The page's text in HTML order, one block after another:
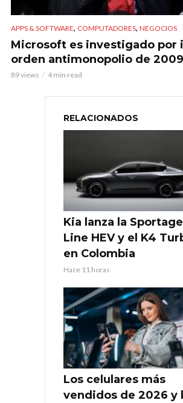
APPS & SOFTWARE, COMPUTADORES, NEGOCIOS
Microsoft es investigado por
orden antimonopolio de 2009
89 views 4 min read
RELACIONADOS
Kia lanza la
Line HEV y el K4
en Colombia
Hace 11 horas
Los celulares más
vendidos de 2026 y